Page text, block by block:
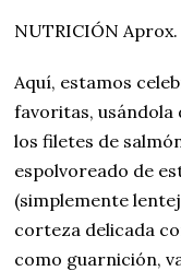
NUTRICIÓN
Aquí, estamos
favoritas, usándola
los filetes de
espolvoreado de
(simplemente
corteza delicada
como guarnición,